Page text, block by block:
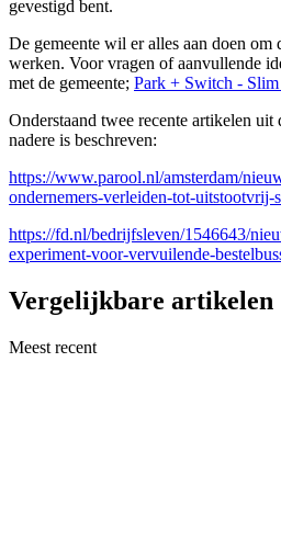
gevestigd bent.
De gemeente wil er alles aan doen om
werken. Voor vragen of aanvullende
met de gemeente; Park + Switch -
Onderstaand twee recente artikelen uit
nadere is beschreven:
https://www.parool.nl/amsterdam/
ondernemers-verleiden-tot-uitstootvrij-
https://fd.nl/bedrijfsleven/1546643/
experiment-voor-vervuilende-
Vergelijkbare artikelen
Meest recent